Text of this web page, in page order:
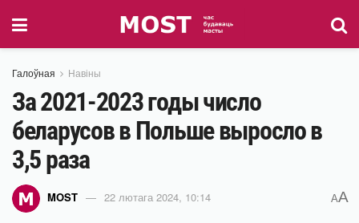
Галоўная Навіны
За 2021-2023 годы число
беларусов в Польше выросло в
3,5 раза
MOST 22 лютага 2024, 10:14 AA